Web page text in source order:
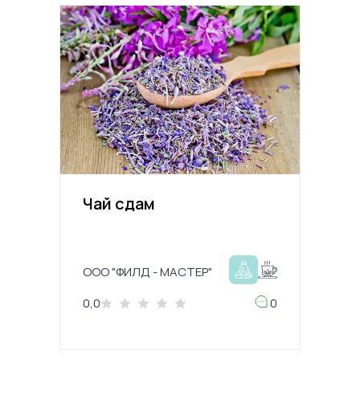
Чай сдам
ООО "ФИЛД - МАСТЕР"
0,0
0